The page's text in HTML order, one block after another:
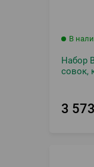
В
Набор
совок,
3 573